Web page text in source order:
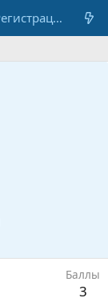
Регистрация
Баллы
3